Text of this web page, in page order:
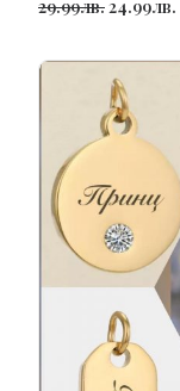
29.99лв.24.99лв.